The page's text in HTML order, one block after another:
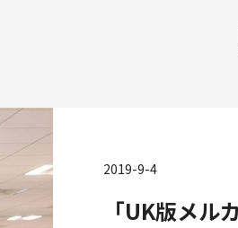
2019-9-4
「UK版メル